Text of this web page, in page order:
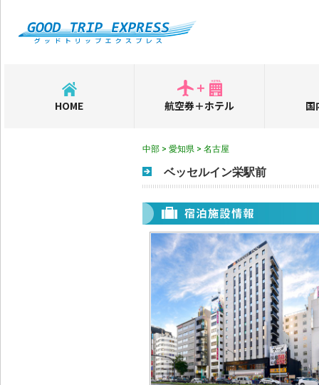
HOME 航空券＋ホテル 国
中部 > 愛知県 > 名古屋
ベッセルイン栄駅前